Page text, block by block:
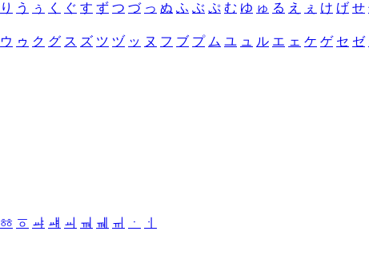
り う ぅ く ぐ す ず つ づ っ ぬ ふ ぶ ぷ む ゆ ゅ る え ぇ け げ せ
ウ ゥ ク グ ス ズ ツ ヅ ッ ヌ フ ブ プ ム ユ ュ ル エ ェ ケ ゲ セ ゼ
ㆅ ㆆ ㆇ ㆈ ㆉ ㆊ ㆋ ㆌ ㆍ
ㆎ